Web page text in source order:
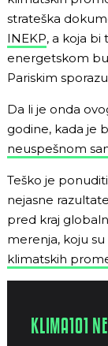
strateška
INEKP, a koja
energetskom
Pariskim
Da li je onda
godine, kada je
neuspešnom
Teško je
nejasne
pred kraj
merenja, koju
klimatskih
KLIMA101